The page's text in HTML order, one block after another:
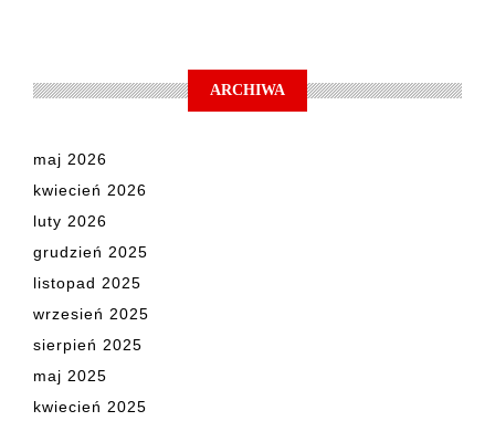
ARCHIWA
maj 2026
kwiecień 2026
luty 2026
grudzień 2025
listopad 2025
wrzesień 2025
sierpień 2025
maj 2025
kwiecień 2025